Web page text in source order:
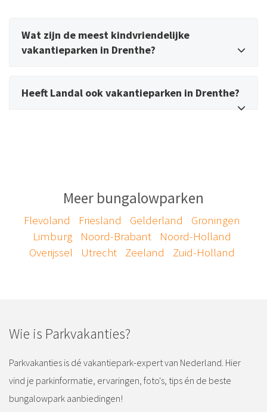
Wat zijn de meest kindvriendelijke
vakantieparken in Drenthe?
Heeft Landal ook vakantieparken in Drenthe?
Meer bungalowparken
Flevoland Friesland Gelderland
Groningen
Limburg
Noord-Brabant
Noord-Holland
Overijssel
Utrecht Zeeland Zuid-Holland
Wie is Parkvakanties?
Parkvakanties is dé vakantiepark-expert van Nederland. Hier
vind je parkinformatie, ervaringen, foto's, tips én de beste
bungalowpark aanbiedingen!